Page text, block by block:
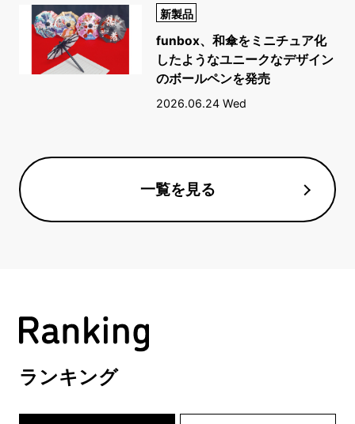
新製品
funbox、和傘をミニチュア化
したようなユニークなデザイン
のボールペンを発売
2026.06.24 Wed
一覧を見る
ランキング